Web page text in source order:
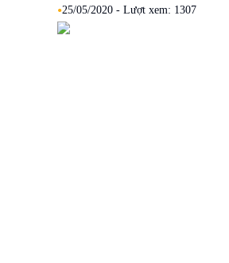
•25/05/2020 - Lượt xem: 1307